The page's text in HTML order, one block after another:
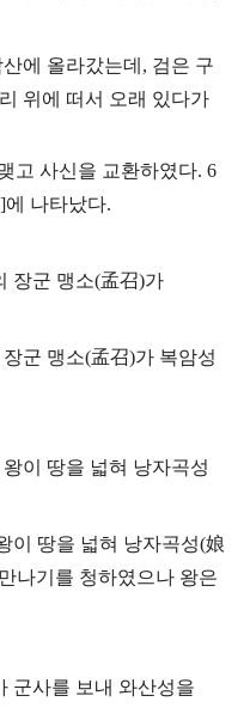
에 올라갔는데, 검은 구
위에 떠서 오래 있다가
고 사신을 교환하였다. 6
나타났다.
장군 맹소(孟召)가
군 맹소(孟召)가 복암성
이 땅을 넓혀 낭자곡성
이 땅을 넓혀 낭자곡성(娘
나기를 청하였으나 왕은
군사를 보내 와산성을